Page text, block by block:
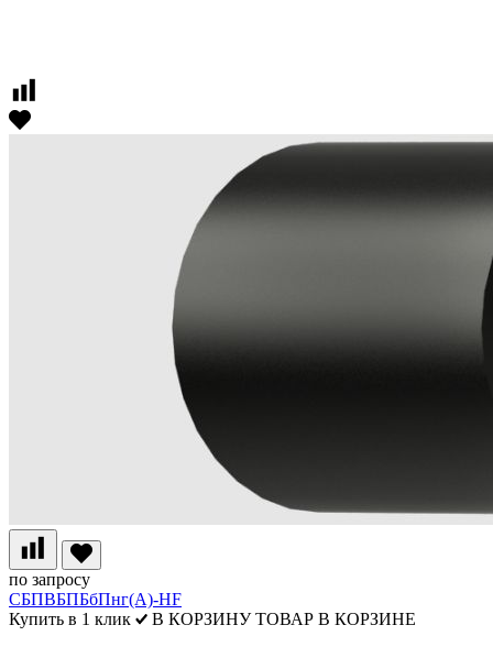
по запросу
СБПВБПБбПнг(А)-HF
Купить в 1 клик
В КОРЗИНУ ТОВАР В КОРЗИНЕ